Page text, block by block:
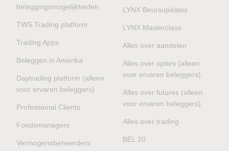
beleggingsmogelijkheden
TWS Trading platform
Trading Apps
Beleggen in Amerika
Daytrading platform (alleen
voor ervaren beleggers)
Professional Clients
Fondsmanagers
Vermogensbeheerders
LYNX Beursupdates
LYNX Masterclass
Alles over aandelen
Alles over opties (alleen
voor ervaren beleggers)
Alles over futures (alleen
voor ervaren beleggers)
Alles over trading
BEL 20